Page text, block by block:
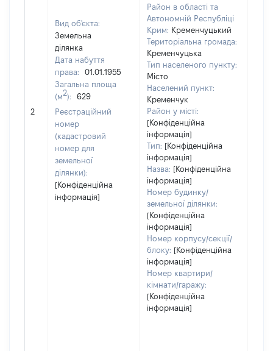
2
Вид об'єкта:
Земельна
ділянка
Дата набуття
права:
01.01.1955
Загальна площа
(м2):
629
Реєстраційний
номер
(кадастровий
номер для
земельної
ділянки):
[Конфіденційна
інформація]
Район в області та
Автономній Республіці
Крим: Кременчуцький
Територіальна громада:
Кременчуцька
Тип населеного пункту:
Місто
Населений пункт:
Кременчук
Район у місті:
[Конфіденційна
інформація]
Тип: [Конфіденційна
інформація]
Назва: [Конфіденційна
інформація]
Номер будинку/
земельної ділянки:
[Конфіденційна
інформація]
Номер корпусу/секції/
блоку: [Конфіденційна
інформація]
Номер квартири/
кімнати/гаражу:
[Конфіденційна
інформація]